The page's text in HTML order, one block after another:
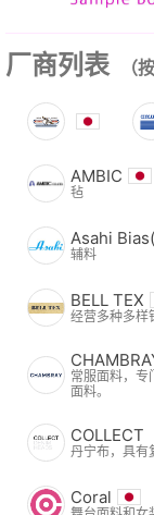
厂商列表 （
AMBIC
毡
Asahi
辅料
BELL TEX
经营多种多样
常服面料，专
面料。
COLLECT
丹宁布，具有
Coral